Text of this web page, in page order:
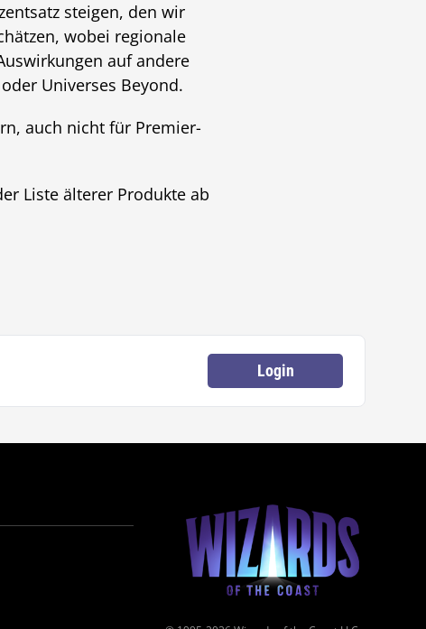
steigen, den wir
wobei regionale
auf andere
Universes Beyond.
auch nicht für Premier-
Liste älterer Produkte ab
Login